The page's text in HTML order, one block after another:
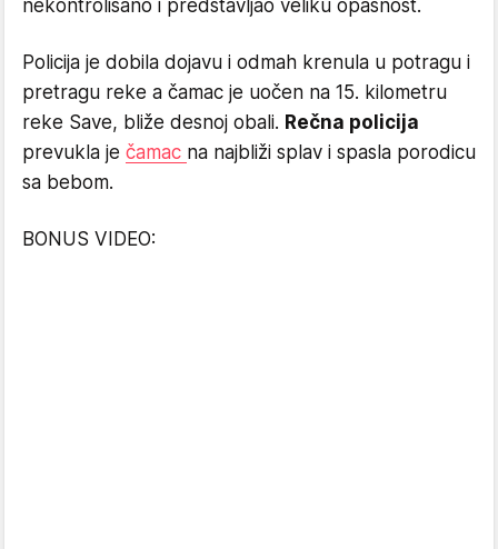
nekontrolisano i predstavljao veliku opasnost.
Policija je dobila dojavu i odmah krenula u potragu i
pretragu reke a čamac je uočen na 15. kilometru
reke Save, bliže desnoj obali. Rečna policija
prevukla je čamac na najbliži splav i spasla porodicu
sa bebom.
BONUS VIDEO: